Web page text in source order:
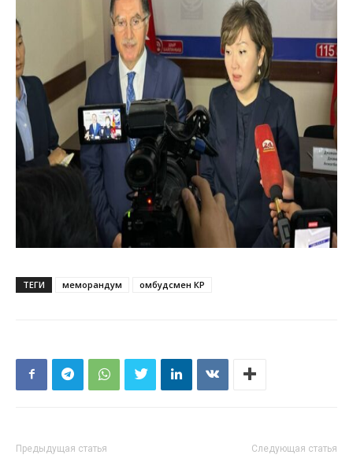
ТЕГИ меморандум омбудсмен КР
Предыдущая статья Следующая статья